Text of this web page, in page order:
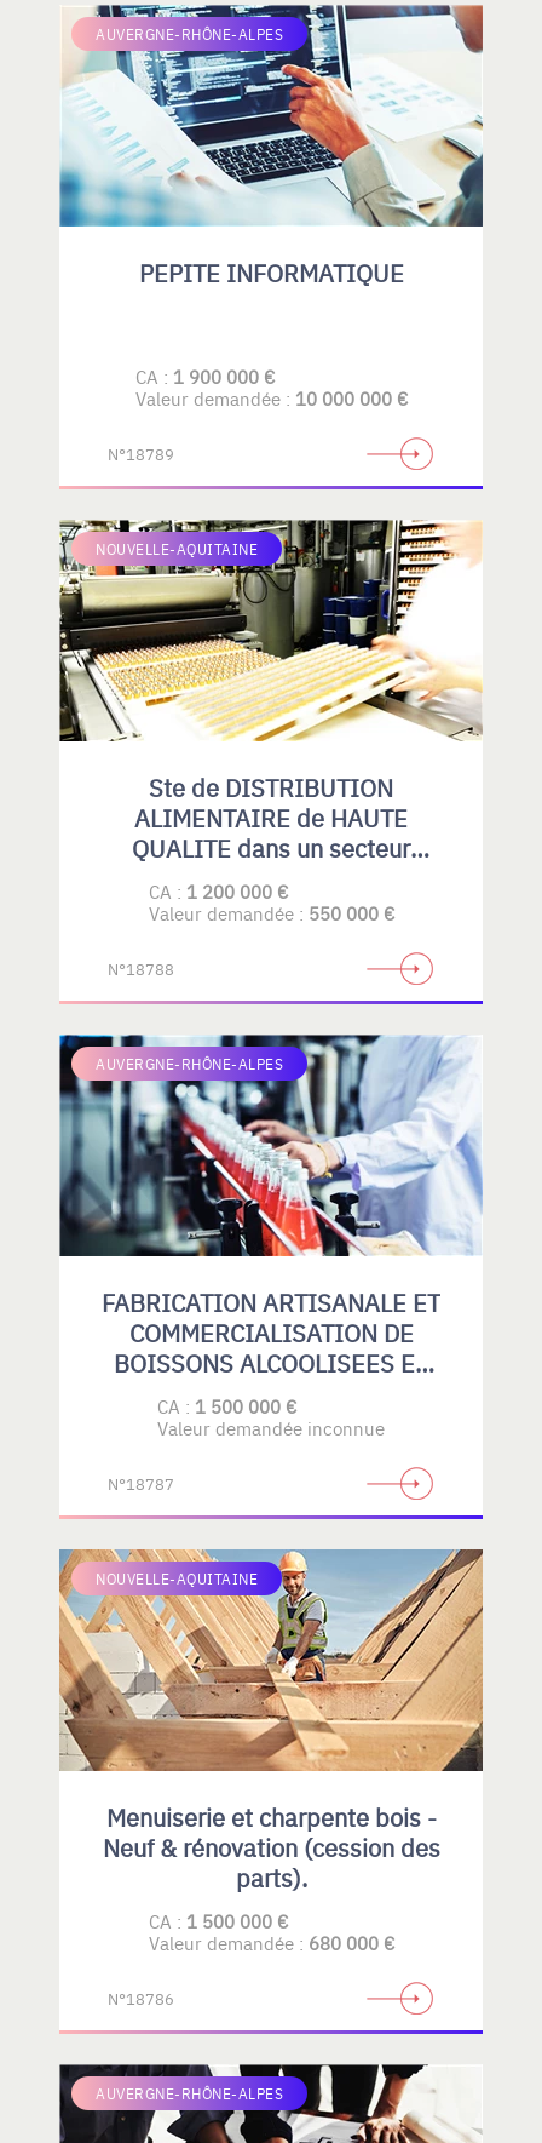
AUVERGNE-RHÔNE-ALPES
PEPITE INFORMATIQUE
CA : 1 900 000 €
Valeur demandée : 10 000 000 €
N°18789
NOUVELLE-AQUITAINE
Ste de DISTRIBUTION
ALIMENTAIRE de HAUTE
QUALITE dans un secteur
spécialisé.
CA : 1 200 000 €
Valeur demandée : 550 000 €
N°18788
AUVERGNE-RHÔNE-ALPES
FABRICATION ARTISANALE ET
COMMERCIALISATION DE
BOISSONS ALCOOLISEES ET
SANS ALCOOL
CA : 1 500 000 €
Valeur demandée inconnue
N°18787
NOUVELLE-AQUITAINE
Menuiserie et charpente bois -
Neuf & rénovation (cession des
parts).
CA : 1 500 000 €
Valeur demandée : 680 000 €
N°18786
AUVERGNE-RHÔNE-ALPES